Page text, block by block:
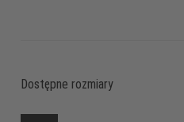
Dostępne rozmiary